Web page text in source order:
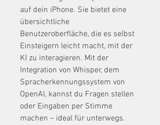
auf dein iPhone. Sie bietet eine
übersichtliche
Benutzeroberfläche, die es selbst
Einsteigern leicht macht, mit der
KI zu interagieren. Mit der
Integration von Whisper, dem
Spracherkennungssystem von
OpenAI, kannst du Fragen stellen
oder Eingaben per Stimme
machen – ideal für unterwegs.